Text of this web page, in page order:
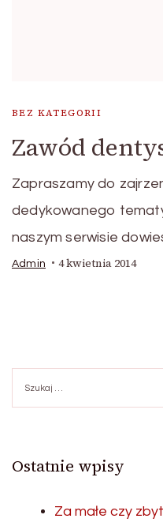
BEZ KATEGORII
Zawód
Zapraszamy do
dedykowanego
naszym serwisie
Admin 4 kwietnia 2014
Ostatnie wpisy
Za małe czy